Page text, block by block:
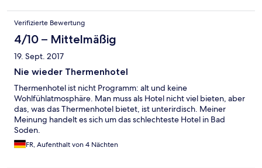
der Rezeption beschäftigt. Eigentlich ein Hotel mit optimaler
Lage und Parkplätzen, was einfache Ansprüche für eine Nacht
gut bedient.
Verifizierte Bewertung
4/10 – Mittelmäßig
19. Sept. 2017
Nie wieder Thermenhotel
Thermenhotel ist nicht Programm: alt und keine
Wohlfühlatmosphäre. Man muss als Hotel nicht viel bieten, aber
das, was das Thermenhotel bietet, ist unterirdisch. Meiner
Meinung handelt es sich um das schlechteste Hotel in Bad
Soden.
FR, Aufenthalt von 4 Nächten